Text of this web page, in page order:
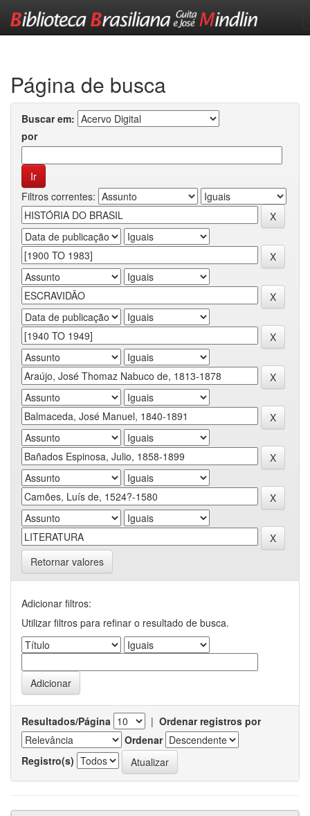
Página de busca
Buscar em:
por
Filtros correntes:
Retornar valores
Adicionar filtros:
Utilizar filtros para refinar o resultado de busca.
Resultados/Página | Ordenar registros por
Ordenar
Registro(s)